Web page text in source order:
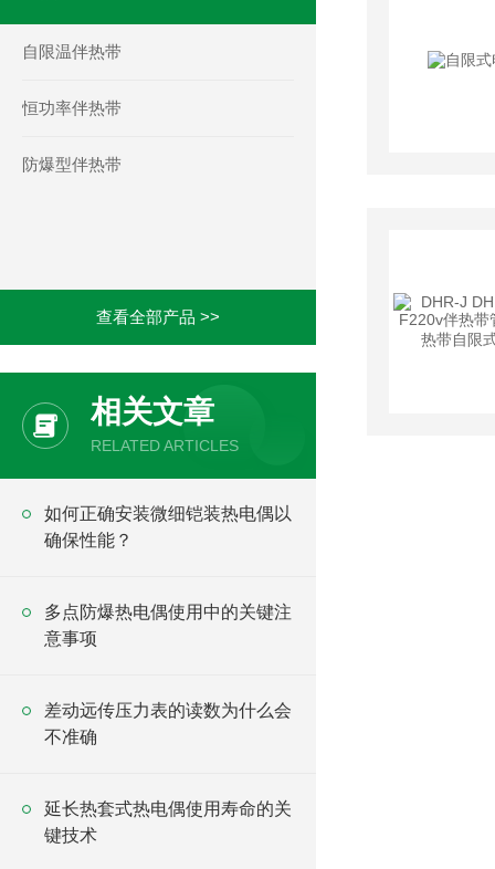
自限温伴热带
恒功率伴热带
防爆型伴热带
查看全部产品 >>
相关文章
RELATED ARTICLES
如何正确安装微细铠装热电偶以
确保性能？
多点防爆热电偶使用中的关键注
意事项
差动远传压力表的读数为什么会
不准确
延长热套式热电偶使用寿命的关
键技术